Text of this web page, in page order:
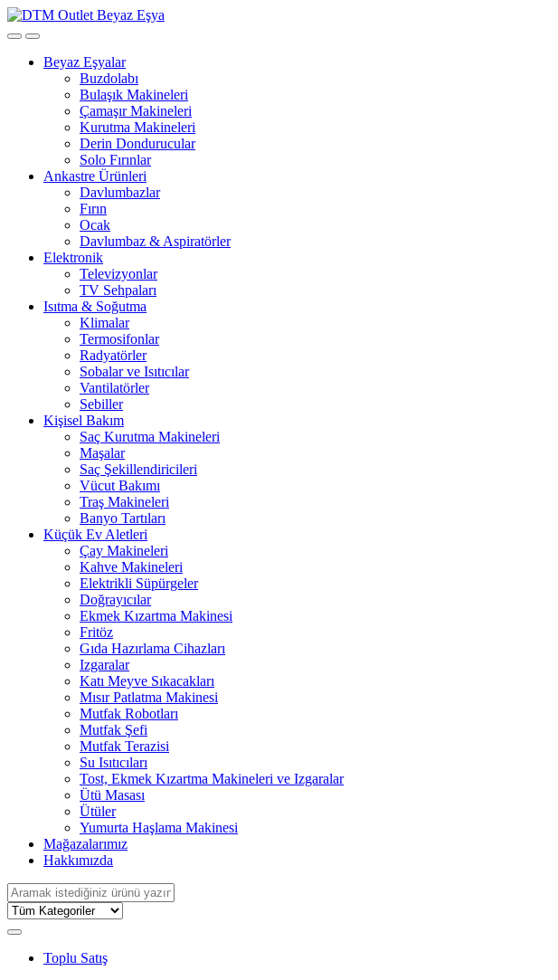
OpenClose
Beyaz Eşyalar
Buzdolabı
Bulaşık Makineleri
Çamaşır Makineleri
Kurutma Makineleri
Derin Dondurucular
Solo Fırınlar
Ankastre Ürünleri
Davlumbazlar
Fırın
Ocak
Davlumbaz & Aspiratörler
Elektronik
Televizyonlar
TV Sehpaları
Isıtma & Soğutma
Klimalar
Termosifonlar
Radyatörler
Sobalar ve Isıtıcılar
Vantilatörler
Sebiller
Kişisel Bakım
Saç Kurutma Makineleri
Maşalar
Saç Şekillendiricileri
Vücut Bakımı
Traş Makineleri
Banyo Tartıları
Küçük Ev Aletleri
Çay Makineleri
Kahve Makineleri
Elektrikli Süpürgeler
Doğrayıcılar
Ekmek Kızartma Makinesi
Fritöz
Gıda Hazırlama Cihazları
Izgaralar
Katı Meyve Sıkacakları
Mısır Patlatma Makinesi
Mutfak Robotları
Mutfak Şefi
Mutfak Terazisi
Su Isıtıcıları
Tost, Ekmek Kızartma Makineleri ve Izgaralar
Ütü Masası
Ütüler
Yumurta Haşlama Makinesi
Mağazalarımız
Hakkımızda
Search
for:
Toplu Satış